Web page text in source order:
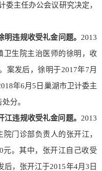
委主任办公会议研究决定，
明违规收受礼金问题。 2013
卫生院主治医师的徐明，收
案发后，徐明于2017年7月
年6月 5 日巢湖市卫计委主
分。
江违规收受礼金问题。 2013
院门诊部负责人的张开江，
元。其中，张开江自己收受
后，张开江于2015年4月3 日